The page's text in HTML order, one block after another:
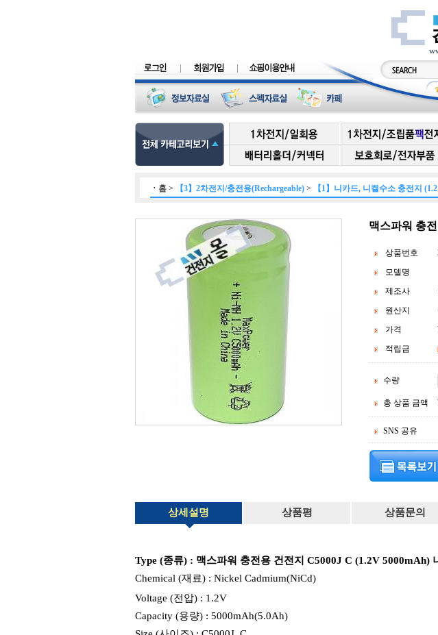
ㆍ 홈 > 【3】2차전지/충전용(Rechargeable) > 【1】니카드, 니켈수소 충전지
맥스파워 충
상품번호
모델명
제조사
원산지
가격
적립금
수량
총 상품 금액
SNS 공유
상세설명 상품평 상품문의
Type (종류) : 맥스파워 충전용 건전지 C5000J C (1.2V 5000mAh)
Chemical (재료) : Nickel Cadmium(NiCd)
Voltage (전압) : 1.2V
Capacity (용량) : 5000mAh(5.0Ah)